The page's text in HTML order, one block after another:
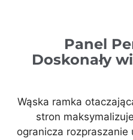
Panel
Doskonały
Wąska ramka
stron
ogranicza